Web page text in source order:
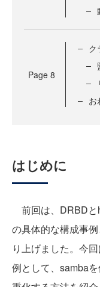
Page 8
ク
お
はじめに
前回は、DRBDと
の具体的な構成事
り上げました。今
例として、samba